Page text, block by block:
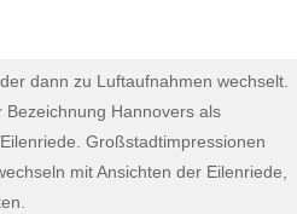
dann zu Luftaufnahmen wechselt.
Hannovers als
Großstadtimpressionen
mit Ansichten der Eilenriede,